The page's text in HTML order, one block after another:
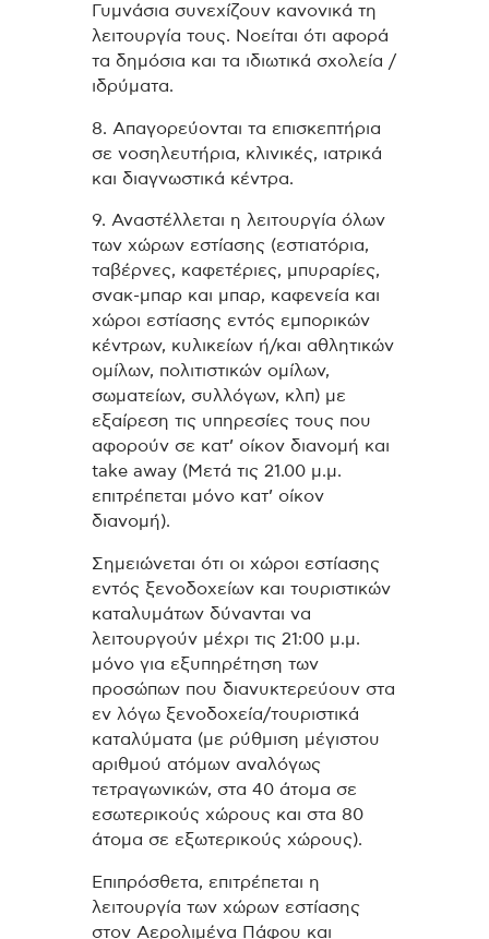
Γυμνάσια συνεχίζουν κανονικά τη
λειτουργία τους. Νοείται ότι αφορά
τα δημόσια και τα ιδιωτικά σχολεία /
ιδρύματα.
8. Απαγορεύονται τα επισκεπτήρια
σε νοσηλευτήρια, κλινικές, ιατρικά
και διαγνωστικά κέντρα.
9. Αναστέλλεται η λειτουργία όλων
των χώρων εστίασης (εστιατόρια,
ταβέρνες, καφετέριες, μπυραρίες,
σνακ-μπαρ και μπαρ, καφενεία και
χώρoι εστίασης εντός εμπορικών
κέντρων, κυλικείων ή/και αθλητικών
ομίλων, πολιτιστικών ομίλων,
σωματείων, συλλόγων, κλπ) με
εξαίρεση τις υπηρεσίες τους που
αφορούν σε κατ’ οίκον διανομή και
take away (Μετά τις 21.00 μ.μ.
επιτρέπεται μόνο κατ’ οίκον
διανομή).
Σημειώνεται ότι οι χώροι εστίασης
εντός ξενοδοχείων και τουριστικών
καταλυμάτων δύνανται να
λειτουργούν μέχρι τις 21:00 μ.μ.
μόνο για εξυπηρέτηση των
προσώπων που διανυκτερεύουν στα
εν λόγω ξενοδοχεία/τουριστικά
καταλύματα (με ρύθμιση μέγιστου
αριθμού ατόμων αναλόγως
τετραγωνικών, στα 40 άτομα σε
εσωτερικούς χώρους και στα 80
άτομα σε εξωτερικούς χώρους).
Επιπρόσθετα, επιτρέπεται η
λειτουργία των χώρων εστίασης
στον Αερολιμένα Πάφου και